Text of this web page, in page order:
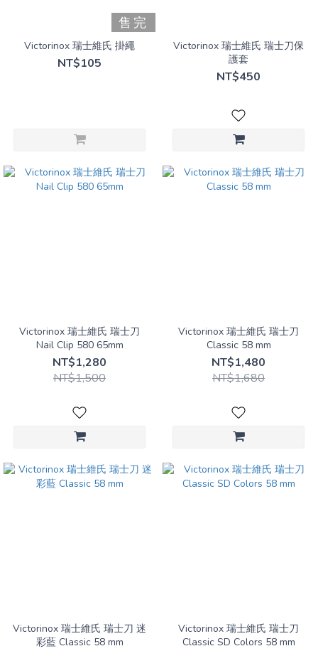
售完
Victorinox 瑞士維氏 掛繩
NT$105
Victorinox 瑞士維氏 瑞士刀保
護套
NT$450
Victorinox 瑞士維氏 瑞士刀
Nail Clip 580 65mm
NT$1,280
NT$1,500
Victorinox 瑞士維氏 瑞士刀
Classic 58 mm
NT$1,480
NT$1,680
Victorinox 瑞士維氏 瑞士刀 迷
彩藍 Classic 58 mm
Victorinox 瑞士維氏 瑞士刀
Classic SD Colors 58 mm